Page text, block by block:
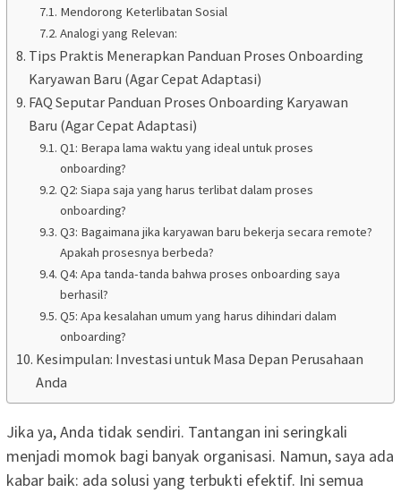
Mendorong Keterlibatan Sosial
Analogi yang Relevan:
Tips Praktis Menerapkan Panduan Proses Onboarding
Karyawan Baru (Agar Cepat Adaptasi)
FAQ Seputar Panduan Proses Onboarding Karyawan
Baru (Agar Cepat Adaptasi)
Q1: Berapa lama waktu yang ideal untuk proses
onboarding?
Q2: Siapa saja yang harus terlibat dalam proses
onboarding?
Q3: Bagaimana jika karyawan baru bekerja secara remote?
Apakah prosesnya berbeda?
Q4: Apa tanda-tanda bahwa proses onboarding saya
berhasil?
Q5: Apa kesalahan umum yang harus dihindari dalam
onboarding?
Kesimpulan: Investasi untuk Masa Depan Perusahaan
Anda
Jika ya, Anda tidak sendiri. Tantangan ini seringkali
menjadi momok bagi banyak organisasi. Namun, saya ada
kabar baik: ada solusi yang terbukti efektif. Ini semua